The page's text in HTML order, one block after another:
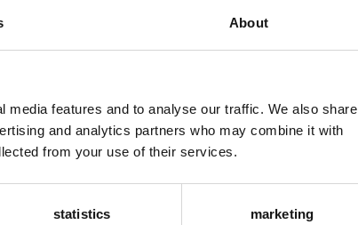
About
features and to analyse our traffic. We also share
and analytics partners who may combine it with
from your use of their services.
statistics marketing
van het ATLAS
voorstellingen,